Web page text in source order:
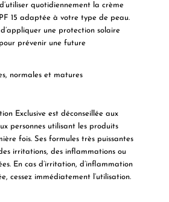
quotidiennement la crème
15 adaptée à votre type de peau.
une protection solaire
prévenir une future
normales et matures
Exclusive est déconseillée aux
personnes utilisant les produits
fois. Ses formules très puissantes
irritations, des inflammations ou
En cas d’irritation, d’inflammation
cessez immédiatement l’utilisation.